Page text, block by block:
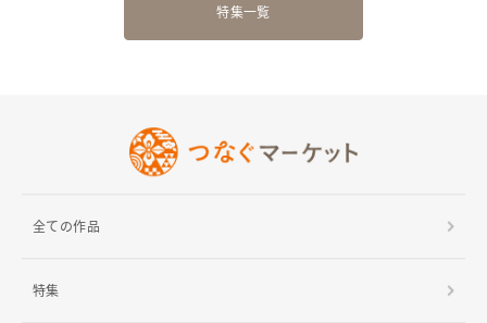
特集一覧
全ての作品
特集